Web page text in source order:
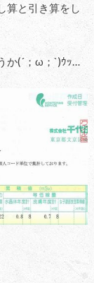
算と引き算をし
か(´；ω；`)ｳｯ…